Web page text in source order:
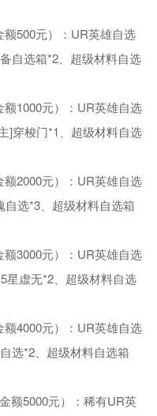
500元）：UR英雄自选
自选箱*2、超级材料自选
1000元）：UR英雄自选
]穿梭门*1、超级材料自选
2000元）：UR英雄自选
选*3、超级材料自选箱
3000元）：UR英雄自选
星虚无*2、超级材料自选
4000元）：UR英雄自选
选*2、超级材料自选箱
额5000元）：稀有UR英